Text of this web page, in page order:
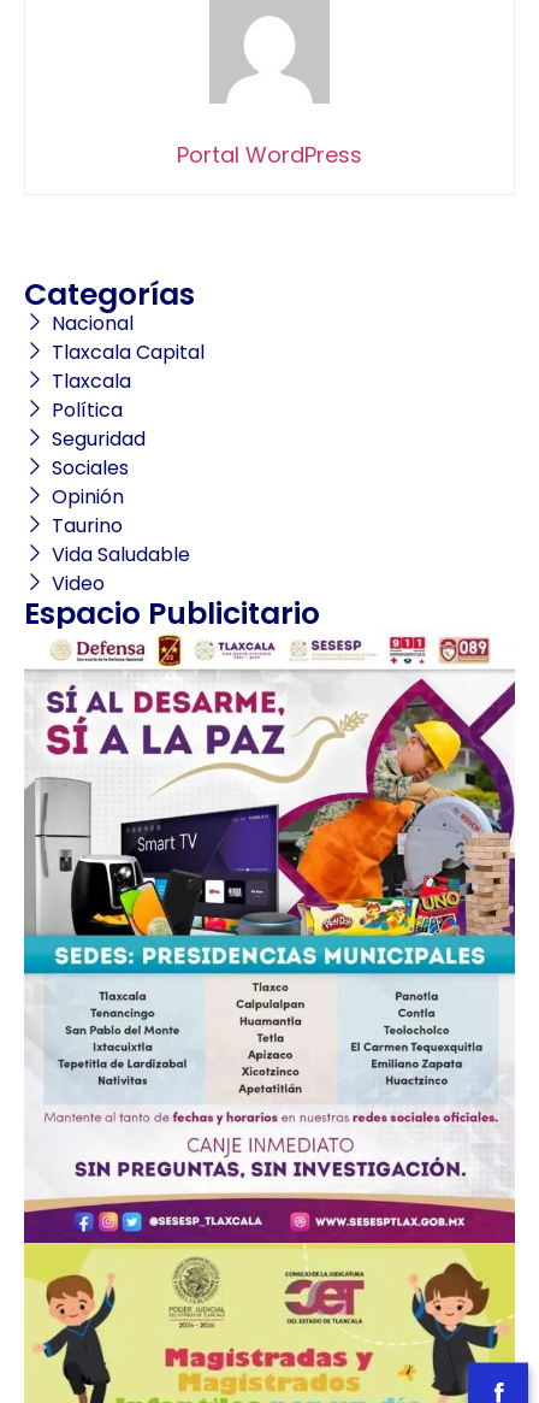
Portal WordPress
Categorías
Nacional
Tlaxcala Capital
Tlaxcala
Política
Seguridad
Sociales
Opinión
Taurino
Vida Saludable
Video
Espacio Publicitario